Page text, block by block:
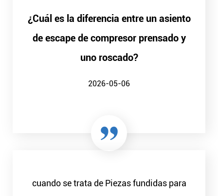
¿Cuál es la diferencia entre un asiento
de escape de compresor prensado y
uno roscado?
2026-05-06
cuando se trata de Piezas fundidas para